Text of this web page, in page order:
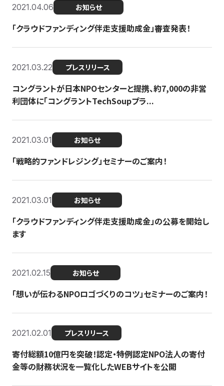
2021.04.06 お知らせ
「クラウドファンディング伴走支援助成金」審査発表！
2021.03.22 プレスリリース
コングラントが日本NPOセンターと提携、約7,000の非営
利団体に「コングラントTechSoupプラ...
2021.03.01 お知らせ
「戦略的ファンドレジング」セミナーのご案内！
2021.03.01 お知らせ
「クラウドファンディング伴走支援助成金」の公募を開始し
ます
2021.02.15 お知らせ
「想いが伝わるNPOロゴづくりのコツ」セミナーのご案内！
2021.02.01 プレスリリース
寄付総額10億円を突破！認定・特例認定NPO法人の寄付
金等の財務状況を一覧化したWEBサイトを公開